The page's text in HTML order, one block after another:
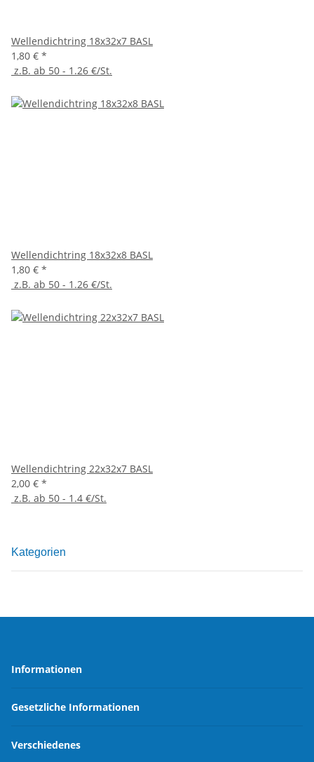
Wellendichtring 18x32x7 BASL
1,80 € *
z.B. ab 50 - 1.26 €/St.
Wellendichtring 18x32x8 BASL
1,80 € *
z.B. ab 50 - 1.26 €/St.
Wellendichtring 22x32x7 BASL
2,00 € *
z.B. ab 50 - 1.4 €/St.
Kategorien
Informationen
Gesetzliche Informationen
Verschiedenes